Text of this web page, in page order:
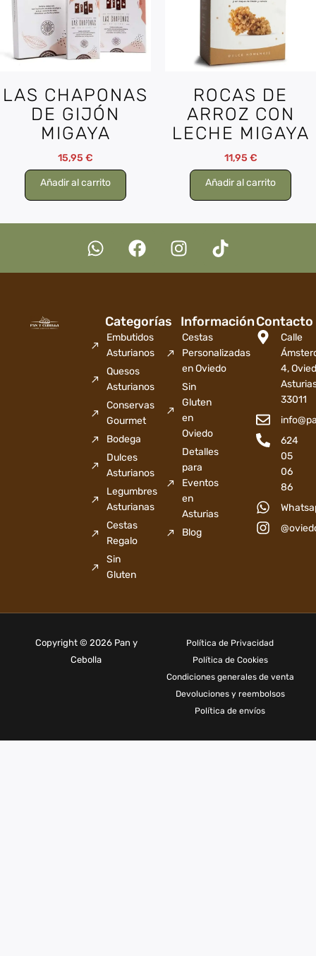
LAS CHAPONAS
DE GIJÓN
MIGAYA
15,95 €
Añadir al carrito
ROCAS DE
ARROZ CON
LECHE MIGAYA
11,95 €
Añadir al carrito
Categorías
Embutidos
Asturianos
Quesos
Asturianos
Conservas
Gourmet
Bodega
Dulces
Asturianos
Legumbres
Asturianas
Cestas
Regalo
Sin
Gluten
Información
Cestas
Personalizadas
en Oviedo
Sin
Gluten
en
Oviedo
Detalles
para
Eventos
en
Asturias
Blog
Contacto
Calle
4,
33011
624
05
06
86
Copyright © 2026 Pan y
Cebolla
Política de Privacidad
Política de Cookies
Condiciones generales de venta
Devoluciones y reembolsos
Política de envíos